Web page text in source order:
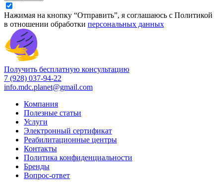
Нажимая на кнопку “Отправить”, я соглашаюсь с Политикой
в отношении обработки персональных данных
Получить бесплатную консультацию
7 (928) 037-94-22
info.mdc.planet@gmail.com
Компания
Полезные статьи
Услуги
Электронный сертификат
Реабилитационные центры
Контакты
Политика конфиденциальности
Бренды
Вопрос-ответ